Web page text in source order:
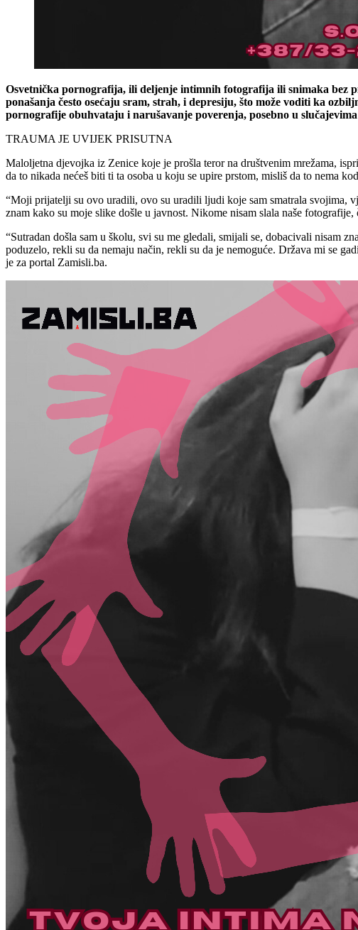
Osvetnička pornografija, ili deljenje intimnih fotografija ili snimaka bez
ponašanja često osećaju sram, strah, i depresiju, što može voditi ka
pornografije obuhvataju i narušavanje poverenja, posebno u
TRAUMA JE UVIJEK PRISUTNA
Maloljetna djevojka iz Zenice koje je prošla teror na društvenim mrežama,
da to nikada nećeš biti ti ta osoba u koju se upire prstom, misliš da to nema
“Moji prijatelji su ovo uradili, ovo su uradili ljudi koje sam smatrala svojima,
znam kako su moje slike došle u javnost. Nikome nisam slala naše
“Sutradan došla sam u školu, svi su me gledali, smijali se, dobacivali nisam
poduzelo, rekli su da nemaju način, rekli su da je nemoguće. Država mi se
je za portal Zamisli.ba.